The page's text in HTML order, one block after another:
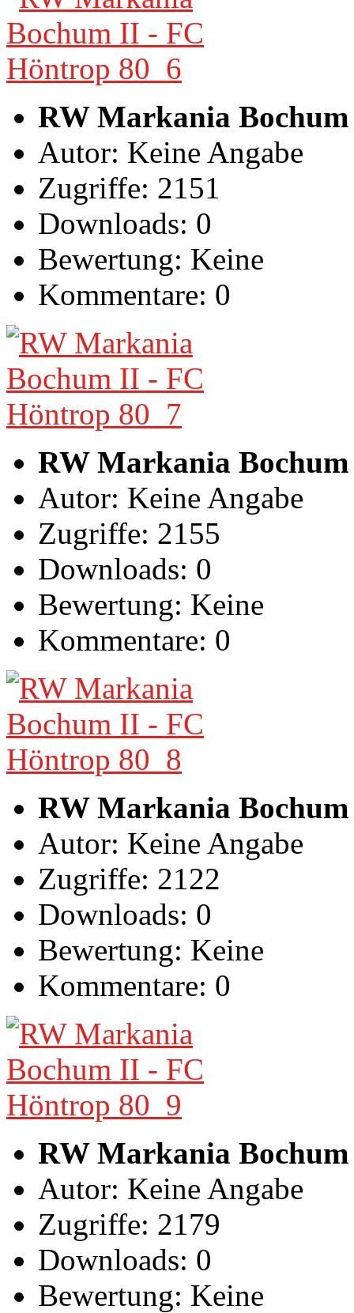
RW Markania
Autor: Keine Angabe
Zugriffe: 2151
Downloads: 0
Bewertung: Keine
Kommentare: 0
RW Markania
Autor: Keine Angabe
Zugriffe: 2155
Downloads: 0
Bewertung: Keine
Kommentare: 0
RW Markania
Autor: Keine Angabe
Zugriffe: 2122
Downloads: 0
Bewertung: Keine
Kommentare: 0
RW Markania
Autor: Keine Angabe
Zugriffe: 2179
Downloads: 0
Bewertung: Keine